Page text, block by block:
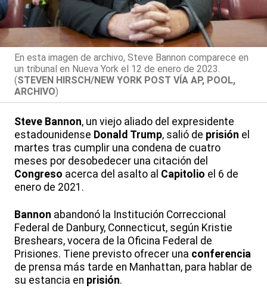
En esta imagen de archivo, Steve Bannon comparece en
un tribunal en Nueva York el 12 de enero de 2023.
(STEVEN HIRSCH/NEW YORK POST VÍA AP, POOL,
ARCHIVO)
Steve Bannon, un viejo aliado del expresidente
estadounidense Donald Trump, salió de prisión el
martes tras cumplir una condena de cuatro
meses por desobedecer una citación del
Congreso acerca del asalto al Capitolio el 6 de
enero de 2021.
Bannon abandonó la Institución Correccional
Federal de Danbury, Connecticut, según Kristie
Breshears, vocera de la Oficina Federal de
Prisiones. Tiene previsto ofrecer una conferencia
de prensa más tarde en Manhattan, para hablar de
su estancia en prisión.